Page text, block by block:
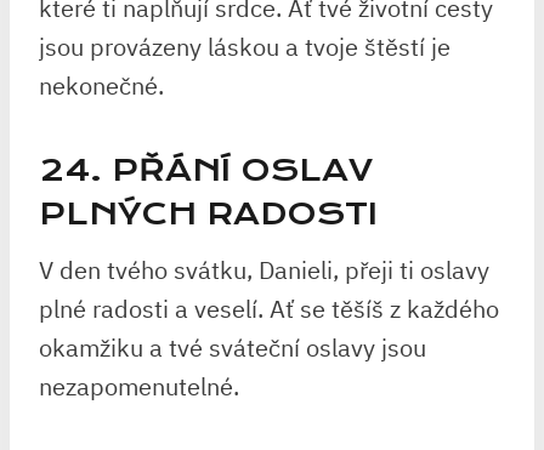
které ti naplňují srdce. Ať tvé životní cesty
jsou provázeny láskou a tvoje štěstí je
nekonečné.
24. PŘÁNÍ OSLAV
PLNÝCH RADOSTI
V den tvého svátku, Danieli, přeji ti oslavy
plné radosti a veselí. Ať se těšíš z každého
okamžiku a tvé sváteční oslavy jsou
nezapomenutelné.